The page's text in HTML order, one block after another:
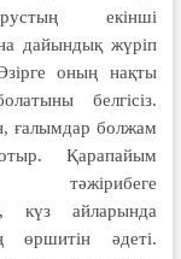
екінші
дайындық жүріп
оның нақты
белгісіз.
ғалымдар болжам
Қарапайым
тәжірибеге
күз айларында
өршитін әдеті.